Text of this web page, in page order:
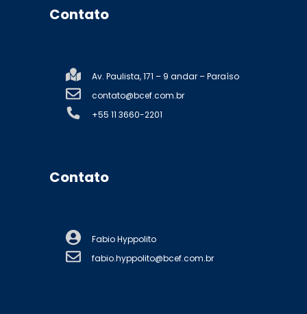
Contato
Av. Paulista, 171 – 9 andar – Paraíso
contato@bcef.com.br
+55 11 3660-2201
Contato
Fabio Hyppolito
fabio.hyppolito@bcef.com.br